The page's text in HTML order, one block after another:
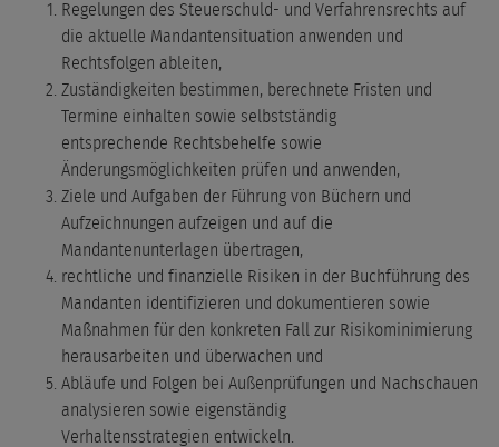
Regelungen des Steuerschuld- und Verfahrensrechts auf
die aktuelle Mandantensituation anwenden und
Rechtsfolgen ableiten,
Zuständigkeiten bestimmen, berechnete Fristen und
Termine einhalten sowie selbstständig
entsprechende Rechtsbehelfe sowie
Änderungsmöglichkeiten prüfen und anwenden,
Ziele und Aufgaben der Führung von Büchern und
Aufzeichnungen aufzeigen und auf die
Mandantenunterlagen übertragen,
rechtliche und finanzielle Risiken in der Buchführung des
Mandanten identifizieren und dokumentieren sowie
Maßnahmen für den konkreten Fall zur Risikominimierung
herausarbeiten und überwachen und
Abläufe und Folgen bei Außenprüfungen und Nachschauen
analysieren sowie eigenständig
Verhaltensstrategien entwickeln.